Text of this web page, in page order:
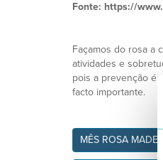
Fonte: https://
Façamos do rosa a
atividades e
pois a prevenção é
facto importante.
MÊS